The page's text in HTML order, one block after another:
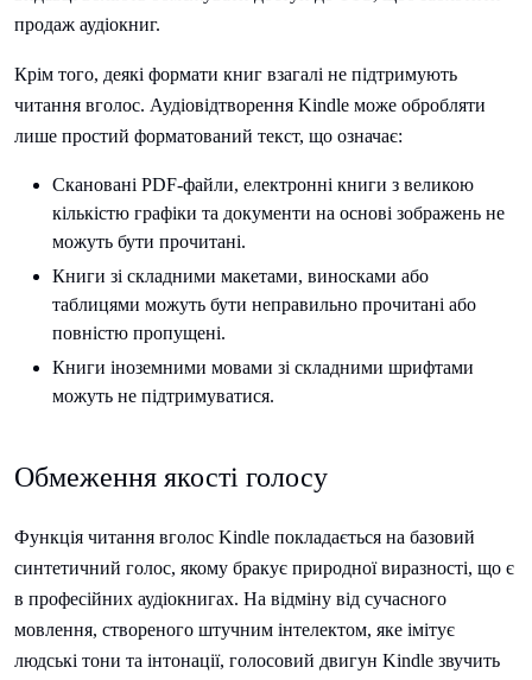
продаж аудіокниг.
Крім того, деякі формати книг взагалі не підтримують
читання вголос. Аудіовідтворення Kindle може обробляти
лише простий форматований текст, що означає:
Скановані PDF-файли, електронні книги з великою
кількістю графіки та документи на основі зображень не
можуть бути прочитані.
Книги зі складними макетами, виносками або
таблицями можуть бути неправильно прочитані або
повністю пропущені.
Книги іноземними мовами зі складними шрифтами
можуть не підтримуватися.
Обмеження якості голосу
Функція читання вголос Kindle покладається на базовий
синтетичний голос, якому бракує природної виразності, що є
в професійних аудіокнигах. На відміну від сучасного
мовлення, створеного штучним інтелектом, яке імітує
людські тони та інтонації, голосовий двигун Kindle звучить